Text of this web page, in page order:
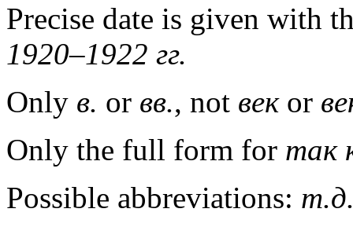
Precise date is given with
1920–1922 гг.
Only в. or вв., not векor
Only the full form for так
Possible abbreviations: т.д